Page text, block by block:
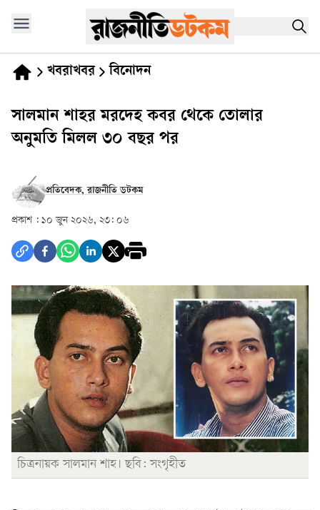
খবরাখবর বিনোদন
সালমান শাহর মরদেহ কবর থেকে তোলার
অনুমতি মিলল ৩০ বছর পর
প্রতিবেদক, রাজনীতি ডটকম
প্রকাশ : ১০ জুন ২০২৬, ২৩: ০৬
চিত্রনায়ক সালমান শাহ। ছবি: সংগৃহীত